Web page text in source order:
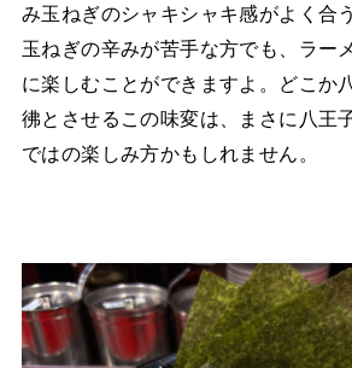
み玉ねぎのシャキシャキ感がよく合
玉ねぎの辛みが苦手な方でも、ラー
に楽しむことができますよ。どこか
彿とさせるこの味変は、まさに八王
ではの楽しみ方かもしれません。